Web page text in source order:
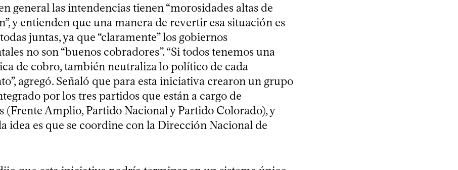
general las intendencias tienen “morosidades altas de
y entienden que una manera de revertir esa situación es
juntas, ya que “claramente” los gobiernos
no son “buenos cobradores”. “Si todos tenemos una
de cobro, también neutraliza lo político de cada
agregó. Señaló que para esta iniciativa crearon un grupo
por los tres partidos que están a cargo de
(Frente Amplio, Partido Nacional y Partido Colorado), y
idea es que se coordine con la Dirección Nacional de